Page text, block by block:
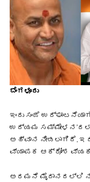
ಬೆಂಗಳೂರು
ಇಂದು ಸಂಜೆ
ಉದ್ಯಮ
ಅಹ್ವಾನ ನೀಡಲಾಗಿದೆ.
ವ್ಯಾಪಕ ಆಕ್ರೋಶ
ಅರಮನೆ ಮೈದಾನದಲ್ಲಿ